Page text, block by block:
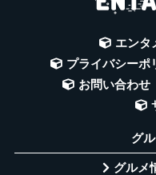
エンタ
プライバシーポ
お問い合わせ
グ
グルメ